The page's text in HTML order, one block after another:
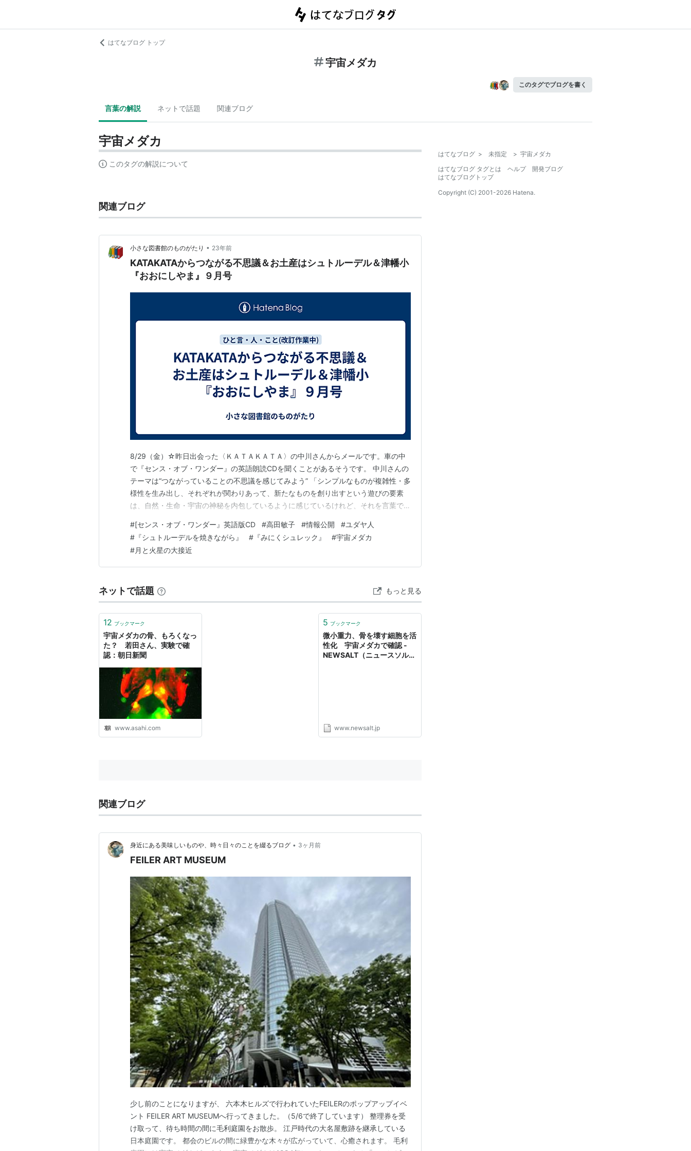
はてなブログ トップ
宇宙メダカ
このタグでブログを書く
言葉の解説 ネットで話題 関連ブログ
宇宙メダカ
このタグの解説について
関連ブログ
小さな図書館のものがたり • 23年前
KATAKATAからつながる不思議＆お土産はシュトルーデル＆津幡小
『おおにしやま』９月号
8/29（金）☆昨日出会った〈ＫＡＴＡＫＡＴＡ〉の中川さんからメールです。車の中
で『センス・オブ・ワンダー』の英語朗読CDを聞くことがあるそうです。 中川さんの
テーマは“つながっていることの不思議を感じてみよう” 「シンプルなものが複雑性・多
様性を生み出し、それぞれが関わりあって、新たなものを創り出すという遊びの要素
は、自然・生命・宇宙の神秘を内包しているように感じているけれど、それを言葉でつ
に共鳴してゆき、すべてがつながっているという感覚を覚醒してゆくのではないかと考
えています」 そして最後に高田敏子さんの詩「海…
#[センス・オブ・ワンダー』英語版CD #高田敏子 #情報公開 #ユダヤ人
# 『シュトルーデルを焼きながら』 # 『みにくシュレック』 #宇宙メダカ
#月と火星の大接近
ネットで話題 もっと見る
12 ブックマーク
宇宙メダカの骨、もろくなっ
た？ 若田さん、実験で確
認：朝日新聞
www.asahi.com
5 ブックマーク
微小重力、骨を壊す細胞を活
性化 宇宙メダカで確認 -
NEWSALT（ニュースソル
www.newsalt.jp
関連ブログ
身近にある美味しいものや、時々日々のことを綴るブログ • 3ヶ月前
FEILER ART MUSEUM
少し前のことになりますが、 六本木ヒルズで行われていたFEILERのポップアップイベ
ント FEILER ART MUSEUMへ行ってきました。（5/6で終了しています） 整理券を受
け取って、待ち時間の間に毛利庭園をお散歩。 江戸時代の大名屋敷跡を継承している
日本庭園です。 都会のビルの間に緑豊かな木々が広がっていて、心癒されます。 毛利
はてなブログ > 未指定 > 宇宙メダカ
はてなブログ タグとは
ヘルプ
開発ブログ
はてなブログトップ
Copyright (C) 2001-2026 Hatena.